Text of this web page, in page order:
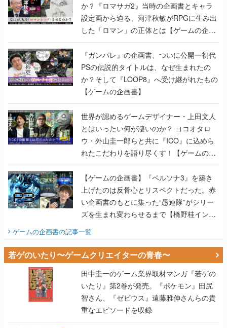
か？『ロマサガ2』当時の企画書とキャラ
設定画から迫る、河津秋敏がRPGに生み出
した「ロマン」の正体とは【ゲームの企画
書】
『ガンパレ』の企画書、ついに公開━初代
PSの伝説的タイトルは、なぜ生まれたの
か？そして『LOOP8』へ受け継がれたもの
【ゲームの企画書】
世界が認めるゲームデザイナー・上田文人
とはいったい何が凄いのか？ ヨコオタロ
ウ・外山圭一郎らと共に『ICO』に込めら
れたこだわりを語り尽くす！【ゲームの企
画書】
【ゲームの企画書】『ペルソナ3』を築き
上げたのは反骨心とリスペクトだった。赤
い企画書のもとに集った“愚連隊”がシリー
ズを生まれ変わらせるまで【橋野桂インタ
ビュー】
ゲームの企画書の記事一覧
若ゲのいたり〜ゲームクリエイターの青春〜
田中圭一のゲーム業界取材マンガ『若ゲの
いたり』第2巻が発売。『ポケモン』田尻
智さん、『ゼビウス』遠藤雅伸さんらの貴
重なエピソードを収録